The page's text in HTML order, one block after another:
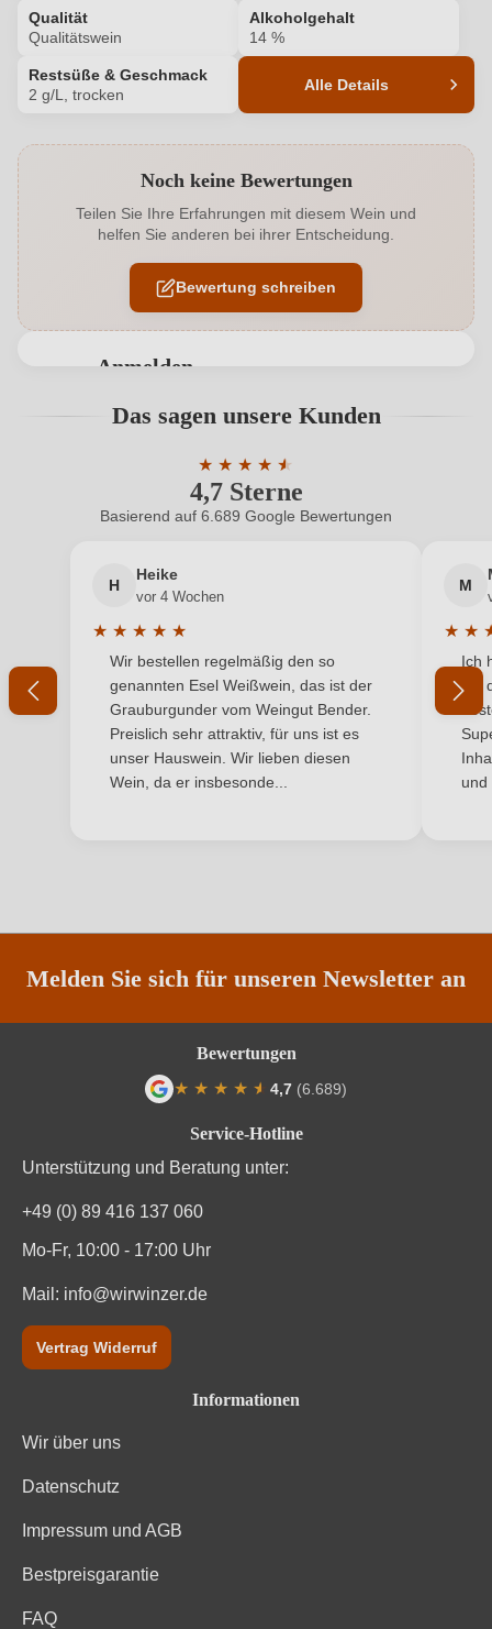
Qualität
Qualitätswein
Alkoholgehalt
14 %
Restsüße & Geschmack
2 g/L, trocken
Alle Details
Alkoholgehalt in % 14 %
Allergene Enthält Sulfite
Ausbau Barrique
Weingut Noll GbR, Kirchstraße 20a, 79426
Buggingen-Seefelden, Deutschland
Land Deutschland
Ort Seefelder Maltesergarten
Wild
Restzucker in g/L
Säuregehalt in g/L 4,8 g/L
Weinart
Noch keine Bewertungen
Teilen Sie Ihre Erfahrungen mit diesem Wein und
helfen Sie anderen bei ihrer Entscheidung.
Bewertung schreiben
Anmelden
Benutzern abgegeben werden. Bitte loggen Sie sich
Neuer Kunde? Neuer Kunde?
Ihre E-Mail-Adresse
Ihr Passwort
Ich habe mein Passwort vergessen
Das sagen unsere Kunden
4,7 Sterne
★ ★ ★ ★ ★
★
Durchschnittliche Bewertung von 4.7
Basierend auf 6.689 Google Bewertungen
H
Heike
vor 4 Wochen
★ ★ ★ ★ ★
Durchschnittliche Bewertung von 5 von 5 Sternen
Wir bestellen regelmäßig den so
genannten Esel Weißwein, das ist der
Grauburgunder vom Weingut Bender.
Preislich sehr attraktiv, für uns ist es
unser Hauswein. Wir lieben diesen
Wein, da er insbesonde...
M
★ ★
Ich
mit
und
Melden Sie sich für unseren Newsletter an
Service-Hotline
Unterstützung und Beratung unter:
+49 (0) 89 416 137 060
Mo-Fr, 10:00 - 17:00 Uhr
Mail: info@wirwinzer.de
Vertrag Widerruf
Informationen
Wir über uns
Datenschutz
Impressum und AGB
Bestpreisgarantie
FAQ
Bewertungen
★ ★ ★ ★ ★
★ 4,7 (6.689)